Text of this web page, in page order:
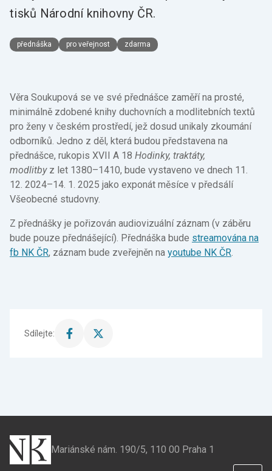
tisků Národní knihovny ČR.
přednáška pro veřejnost zdarma
Věra Soukupová se ve své přednášce zaměří na prosté,
minimálně zdobené knihy duchovních a modlitebních textů
pro ženy v českém prostředí, jež dosud unikaly zkoumání
odborníků. Jedno z děl, která budou představena na
přednášce, rukopis XVII A 18 Hodinky, traktáty,
modlitby z let 1380–1410, bude vystaveno ve dnech 11.
12. 2024–14. 1. 2025 jako exponát měsíce v předsálí
Všeobecné studovny.
Z přednášky je pořizován audiovizuální záznam (v záběru
bude pouze přednášející). Přednáška bude streamována na
fb NK ČR, záznam bude zveřejněn na youtube NK ČR.
Sdílejte:
Sdílet
Sdílet
Mariánské nám. 190/5, 110 00 Praha 1